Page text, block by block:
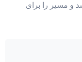
و مسیر را برای